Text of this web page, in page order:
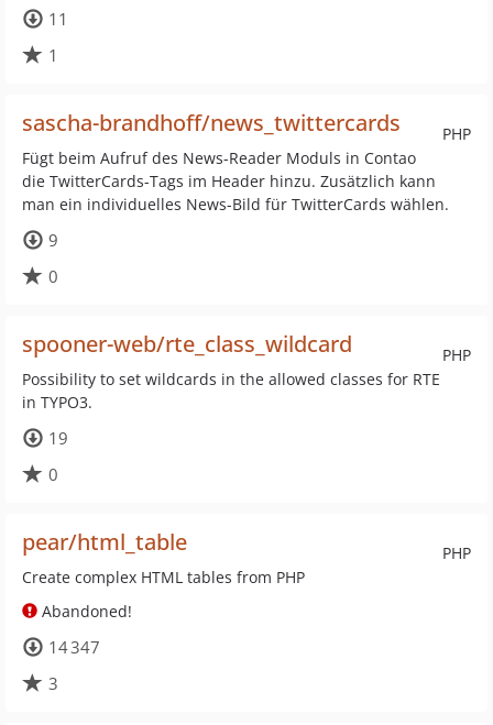
11
1
PHP
sascha-brandhoff/news_twittercards
Fügt beim Aufruf des News-Reader Moduls in Contao
die TwitterCards-Tags im Header hinzu. Zusätzlich kann
man ein individuelles News-Bild für TwitterCards wählen.
9
0
PHP
spooner-web/rte_class_wildcard
Possibility to set wildcards in the allowed classes for RTE
in TYPO3.
19
0
PHP
pear/html_table
Create complex HTML tables from PHP
Abandoned!
14 347
3